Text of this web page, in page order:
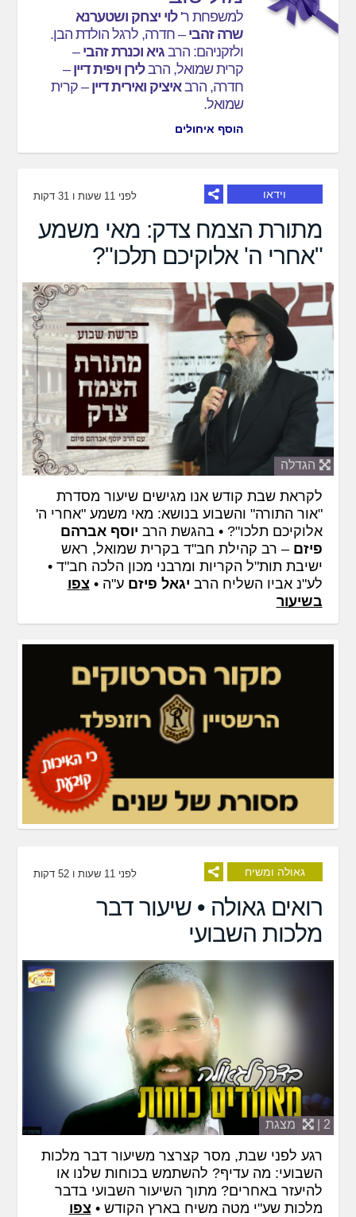
למשפחת ר'לוי יצחק ושטערנא
שרה זהבי – חדרה, לרגל הולדת הבן.
ולזקניהם: הרב גיא וכנרת זהבי –
קרית שמואל, הרבלירן ויפית דיין –
חדרה, הרבאיציק ואירית דיין – קרית
שמואל.
הוסף איחולים
וידאו לפני 11 שעות ו 31 דקות
מתורת הצמח צדק: מאי משמע
"אחרי ה' אלוקיכם תלכו"?
הגדלה
לקראת שבת קודש אנו מגישים שיעור מסדרת
"אור התורה" והשבוע בנושא: מאי משמע "אחרי ה'
אלוקיכם תלכו"? • בהגשת הרב יוסף אברהם
פיזם – רב קהילת חב"ד בקרית שמואל, ראש
ישיבת תות"ל הקריות ומרבני מכון הלכה חב"ד •
לע"נ אביו השליח הרב יגאל פיזם ע"ה • צפו
בשיעור
גאולה ומשיח לפני 11 שעות ו 52 דקות
רואים גאולה • שיעור דבר
מלכות השבועי
2 | מצגת
רגע לפני שבת, מסר קצרצר משיעור דבר מלכות
השבועי: מה עדיף? להשתמש בכוחות שלנו או
להיעזר באחרים? מתוך השיעור השבועי בדבר
מלכות שע"י מטה משיח בארץ הקודש • צפו